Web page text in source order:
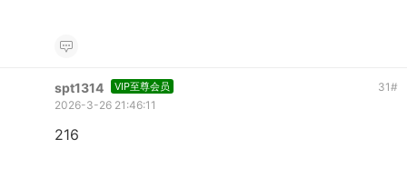
spt1314 VIP至尊会员 31#
2026-3-26 21:46:11
216